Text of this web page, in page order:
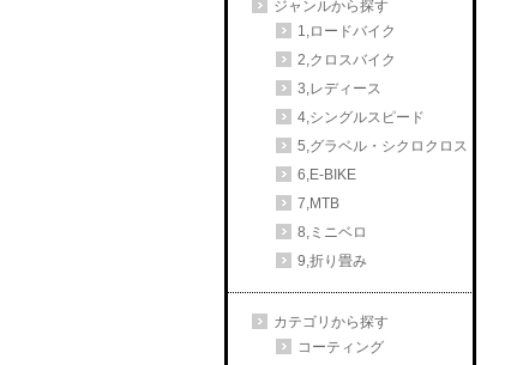
ジャンルから探す
1,ロードバイク
2,クロスバイク
3,レディース
4,シングルスピード
5,グラベル・シクロクロス
6,E-BIKE
7,MTB
8,ミニベロ
9,折り畳み
カテゴリから探す
コーティング